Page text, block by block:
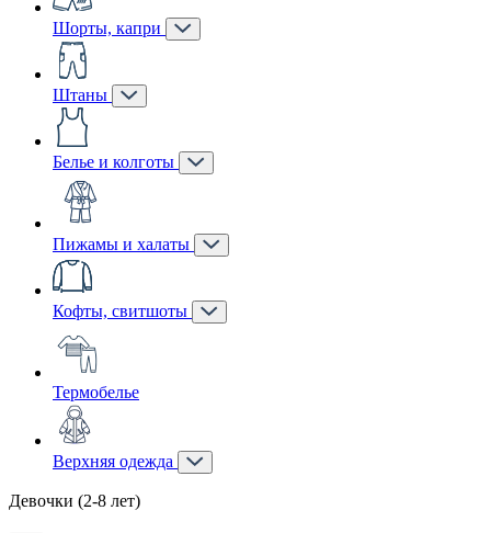
Шорты, капри
Штаны
Белье и колготы
Пижамы и халаты
Кофты, свитшоты
Термобелье
Верхняя одежда
Девочки (2-8 лет)